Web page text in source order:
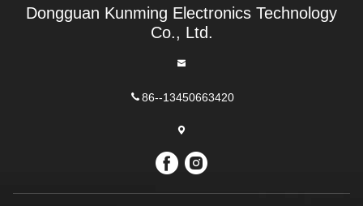
Dongguan Kunming Electronics Technology
Co., Ltd.
86--13450663420